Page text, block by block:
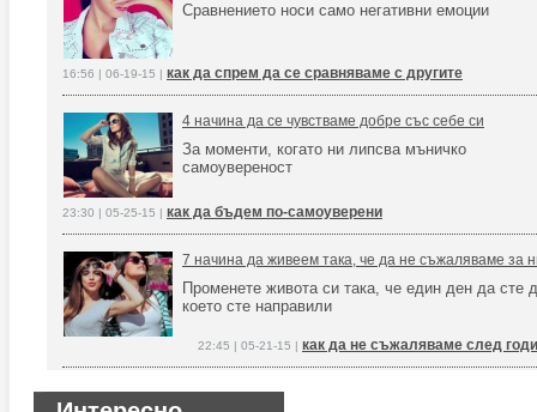
Сравнението носи само негативни емоции
16:56 | 06-19-15 | как да спрем да се сравняваме с другите
4 начина да се чувстваме добре със себе си
За моменти, когато ни липсва мъничко
самоувереност
23:30 | 05-25-15 | как да бъдем по-самоуверени
7 начина да живеем така, че да не съжаляваме за
Променете живота си така, че един ден да сте
което сте направили
22:45 | 05-21-15 | как да не съжаляваме след